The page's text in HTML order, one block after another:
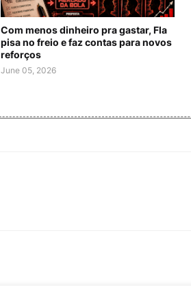
Com menos dinheiro pra gastar, Fla
pisa no freio e faz contas para novos
reforços
June 05, 2026